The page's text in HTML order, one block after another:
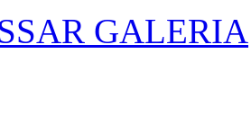
GALERIA